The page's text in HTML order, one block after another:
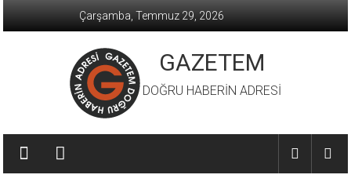
Çarşamba, Temmuz 29, 2026
GAZETEM
DOĞRU HABERİN ADRESİ